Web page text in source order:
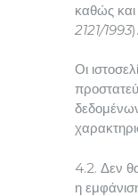
καθώς
2121/1993).
Οι
4.2. Δεν
η